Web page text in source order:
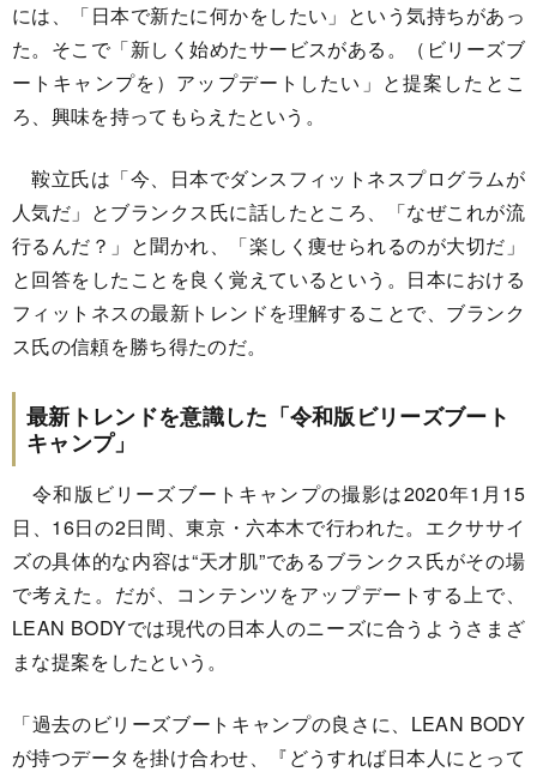
には、「日本で新たに何かをしたい」という気持ちがあっ
た。そこで「新しく始めたサービスがある。（ビリーズブ
ートキャンプを）アップデートしたい」と提案したとこ
ろ、興味を持ってもらえたという。
鞍立氏は「今、日本でダンスフィットネスプログラムが
人気だ」とブランクス氏に話したところ、「なぜこれが流
行るんだ？」と聞かれ、「楽しく痩せられるのが大切だ」
と回答をしたことを良く覚えているという。日本における
フィットネスの最新トレンドを理解することで、ブランク
ス氏の信頼を勝ち得たのだ。
最新トレンドを意識した「令和版ビリーズブート
キャンプ」
令和版ビリーズブートキャンプの撮影は2020年1月15
日、16日の2日間、東京・六本木で行われた。エクササイ
ズの具体的な内容は“天才肌”であるブランクス氏がその場
で考えた。だが、コンテンツをアップデートする上で、
LEAN BODYでは現代の日本人のニーズに合うようさまざ
まな提案をしたという。
「過去のビリーズブートキャンプの良さに、LEAN BODY
が持つデータを掛け合わせ、『どうすれば日本人にとって